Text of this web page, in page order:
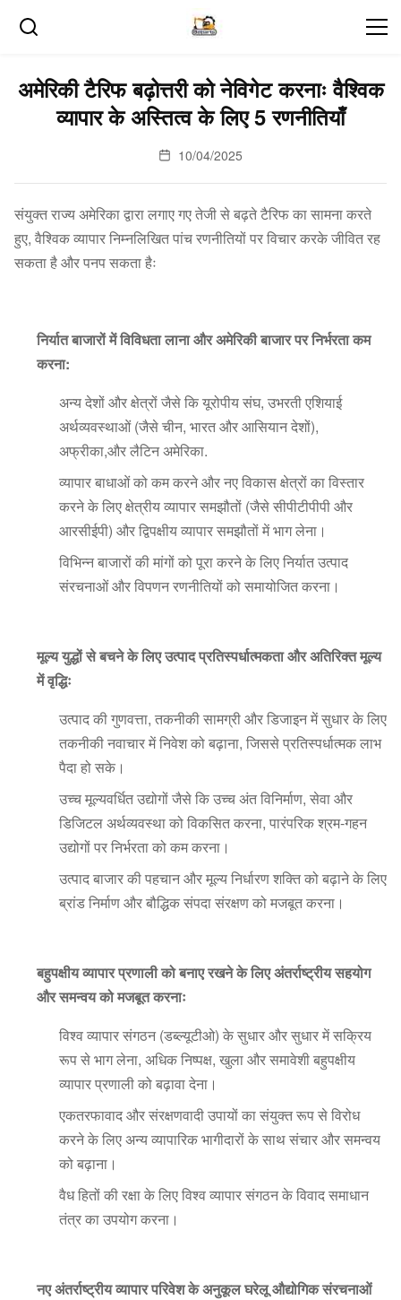
अमेरिकी टैरिफ बढ़ोत्तरी को नेविगेट करनाः वैश्विक
व्यापार के अस्तित्व के लिए 5 रणनीतियाँ
10/04/2025
संयुक्त राज्य अमेरिका द्वारा लगाए गए तेजी से बढ़ते टैरिफ का सामना करते
हुए, वैश्विक व्यापार निम्नलिखित पांच रणनीतियों पर विचार करके जीवित रह
सकता है और पनप सकता हैः
निर्यात बाजारों में विविधता लाना और अमेरिकी बाजार पर निर्भरता कम
करना:
अन्य देशों और क्षेत्रों जैसे कि यूरोपीय संघ, उभरती एशियाई
अर्थव्यवस्थाओं (जैसे चीन, भारत और आसियान देशों),
अफ्रीका,और लैटिन अमेरिका.
व्यापार बाधाओं को कम करने और नए विकास क्षेत्रों का विस्तार
करने के लिए क्षेत्रीय व्यापार समझौतों (जैसे सीपीटीपीपी और
आरसीईपी) और द्विपक्षीय व्यापार समझौतों में भाग लेना।
विभिन्न बाजारों की मांगों को पूरा करने के लिए निर्यात उत्पाद
संरचनाओं और विपणन रणनीतियों को समायोजित करना।
मूल्य युद्धों से बचने के लिए उत्पाद प्रतिस्पर्धात्मकता और अतिरिक्त मूल्य
में वृद्धिः
उत्पाद की गुणवत्ता, तकनीकी सामग्री और डिजाइन में सुधार के लिए
तकनीकी नवाचार में निवेश को बढ़ाना, जिससे प्रतिस्पर्धात्मक लाभ
पैदा हो सके।
उच्च मूल्यवर्धित उद्योगों जैसे कि उच्च अंत विनिर्माण, सेवा और
डिजिटल अर्थव्यवस्था को विकसित करना, पारंपरिक श्रम-गहन
उद्योगों पर निर्भरता को कम करना।
उत्पाद बाजार की पहचान और मूल्य निर्धारण शक्ति को बढ़ाने के लिए
ब्रांड निर्माण और बौद्धिक संपदा संरक्षण को मजबूत करना।
बहुपक्षीय व्यापार प्रणाली को बनाए रखने के लिए अंतर्राष्ट्रीय सहयोग
और समन्वय को मजबूत करनाः
विश्व व्यापार संगठन (डब्ल्यूटीओ) के सुधार और सुधार में सक्रिय
रूप से भाग लेना, अधिक निष्पक्ष, खुला और समावेशी बहुपक्षीय
व्यापार प्रणाली को बढ़ावा देना।
एकतरफावाद और संरक्षणवादी उपायों का संयुक्त रूप से विरोध
करने के लिए अन्य व्यापारिक भागीदारों के साथ संचार और समन्वय
को बढ़ाना।
वैध हितों की रक्षा के लिए विश्व व्यापार संगठन के विवाद समाधान
तंत्र का उपयोग करना।
नए अंतर्राष्ट्रीय व्यापार परिवेश के अनुकूल घरेलू औद्योगिक संरचनाओं